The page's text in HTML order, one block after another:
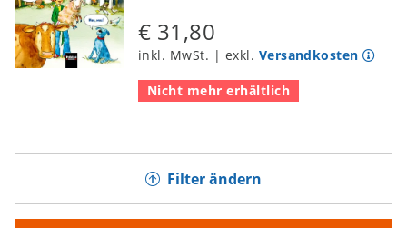
€ 31,80
inkl. MwSt. | exkl. Versandkosten
Nicht mehr erhältlich
Filter ändern